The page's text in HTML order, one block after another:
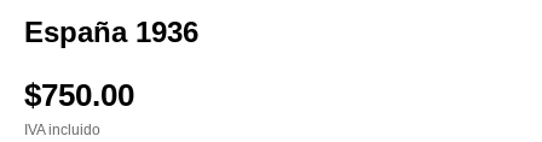
España 1936
$750.00
IVA incluido